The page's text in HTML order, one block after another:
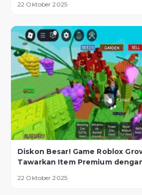
22 Oktober 2025
Diskon Besar! Game Roblox
Tawarkan Item Premium
22 Oktober 2025